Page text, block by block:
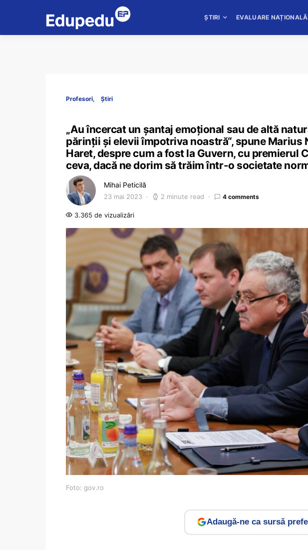
ȘTIRI EVALUARE
Profesori Știri
„Au încercat un șantaj emoțional sau de altă
părinții și elevii împotriva noastră“, spune Marius
Haret, despre cum a fost la Guvern, cu premierul
ceva, dacă ne dorim să trăim într-o societate
Mihai Peticilă
23 mai 2023 2 minute read 4 comments
3.365 de vizualizări
Foto: gov.ro
Adaugă-ne ca sursă